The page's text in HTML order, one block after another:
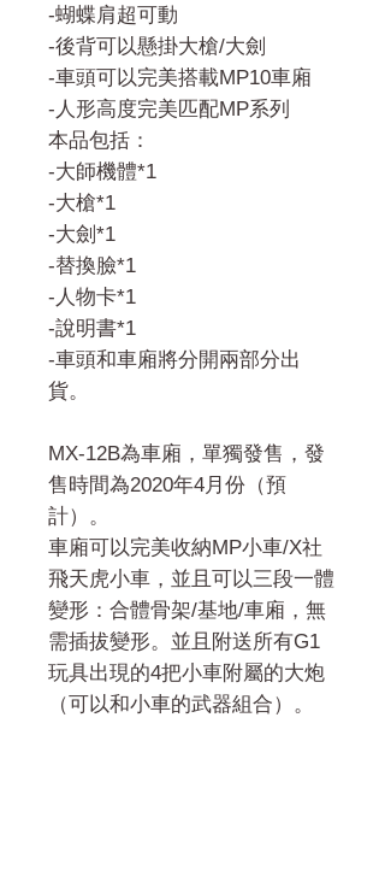
-蝴蝶肩超可動
-後背可以懸掛大槍/大劍
-車頭可以完美搭載MP10車廂
-人形高度完美匹配MP系列
本品包括：
-大師機體*1
-大槍*1
-大劍*1
-替換臉*1
-人物卡*1
-說明書*1
-車頭和車廂將分開兩部分出
貨。
MX-12B為車廂，單獨發售，發
售時間為2020年4月份（預
計）。
車廂可以完美收納MP小車/X社
飛天虎小車，並且可以三段一體
變形：合體骨架/基地/車廂，無
需插拔變形。並且附送所有G1
玩具出現的4把小車附屬的大炮
（可以和小車的武器組合）。